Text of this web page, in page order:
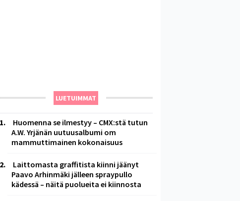
LUETUIMMAT
Huomenna se ilmestyy – CMX:stä tutun
A.W. Yrjänän uutuusalbumi om
mammuttimainen kokonaisuus
Laittomasta graffitista kiinni jäänyt
Paavo Arhinmäki jälleen spraypullo
kädessä – näitä puolueita ei kiinnosta